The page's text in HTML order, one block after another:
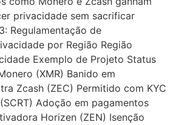
privacidade sem sacrificar
Regulamentação de
por Região Região
Exemplo de Projeto Status
(XMR) Banido em
Zcash (ZEC) Permitido com KYC
Adoção em pagamentos
Horizen (ZEN) Isenção